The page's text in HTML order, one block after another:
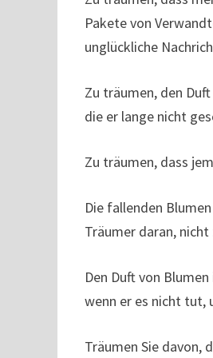
Pakete von
unglückliche
Zu träumen, den
die er lange nicht
Zu träumen, dass
Die fallenden
Träumer daran,
Den Duft von
wenn er es nicht tut,
Träumen Sie davon,